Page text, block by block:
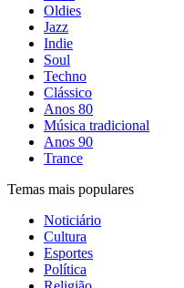
Oldies
Jazz
Indie
Soul
Techno
Clássico
Anos 80
Música tradicional
Anos 90
Trance
Temas mais populares
Noticiário
Cultura
Esportes
Política